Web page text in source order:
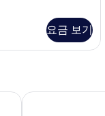
요금 보기
바쿵 우붓 리조트